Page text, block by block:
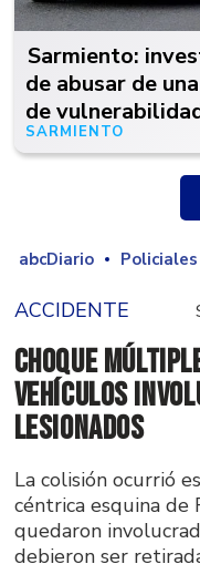
Sarmiento:
de abusar de
de
SARMIENTO
abcDiario Policiales
ACCIDENTE
Choque
vehículos
lesionados
La colisión ocurrió
céntrica esquina de
quedaron
debieron ser